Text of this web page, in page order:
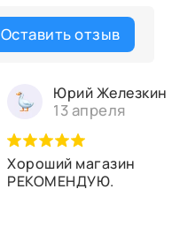
Оставить отзыв
Юрий Железкин
13 апреля
Хороший магазин
РЕКОМЕНДУЮ.